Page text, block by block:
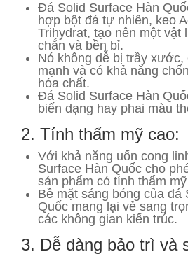
Đá Solid Surface Hàn
hợp bột đá tự nhiên, keo
Trihydrat, tạo nên một vật
chắn và bền bỉ.
Nó không dễ bị trầy
mạnh và có khả năng
hóa chất.
Đá Solid Surface Hàn
biến dạng hay phai màu
2. Tính thẩm mỹ cao:
Với khả năng uốn cong
Surface Hàn Quốc cho
sản phẩm có tính thẩm
Bề mặt sáng bóng của đá
Quốc mang lại vẻ sang
các không gian kiến trúc.
3. Dễ dàng bảo trì và